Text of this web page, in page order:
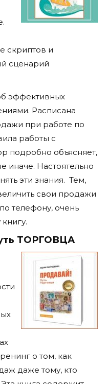
скриптов и
сценарий
эффективных
Расписана
при работе по
работы с
подробно объясняет,
иначе. Настоятельно
эти знания. Тем,
свои продажи
телефону, очень
ТОРГОВЦА
о том, как
даже тому, кто